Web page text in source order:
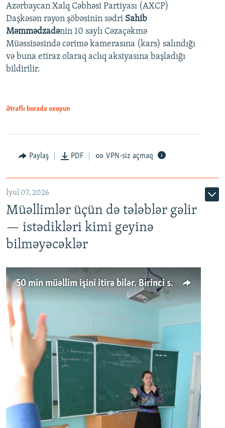
Auto 240p 360p
720p 1080p
360p
720p
1080p
Azərbaycan Xalq Cəbhəsi Partiyası (AXCP)
Daşkəsən rayon şöbəsinin sədri Sahib
Məmmədzadənin 10 saylı Cəzaçəkmə
Müəssisəsində cərimə kamerasına (kars) salındığı
və buna etiraz olaraq aclıq aksiyasına başladığı
bildirilir.
Ətraflı burada oxuyun
Paylaş PDF VPN-siz açmaq
İyul 07, 2026
Müəllimlər üçün də tələblər gəlir
— istədikləri kimi geyinə
bilməyəcəklər
50 min müəllim işini itirə bilər. Birinci sinfə gedənlər azalır